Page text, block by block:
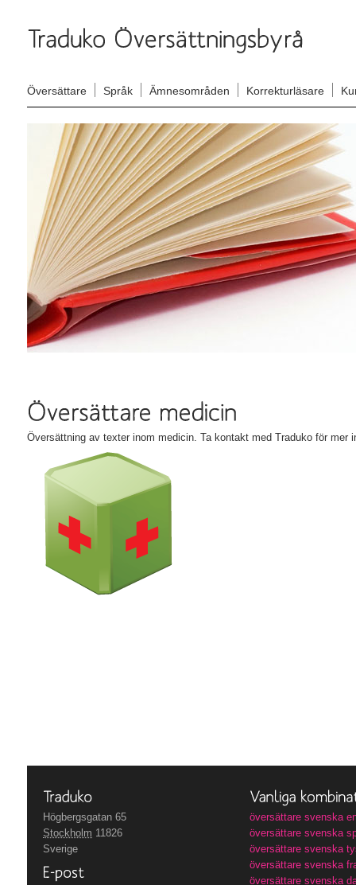
Översättare Språk Ämnesområden Korrekturläsare
Översättning av texter inom medicin. Ta kontakt med Traduko för mer
Högbergsgatan 65
Stockholm 11826
Sverige
översättare svenska
översättare svenska
översättare svenska
översättare svenska
översättare svenska